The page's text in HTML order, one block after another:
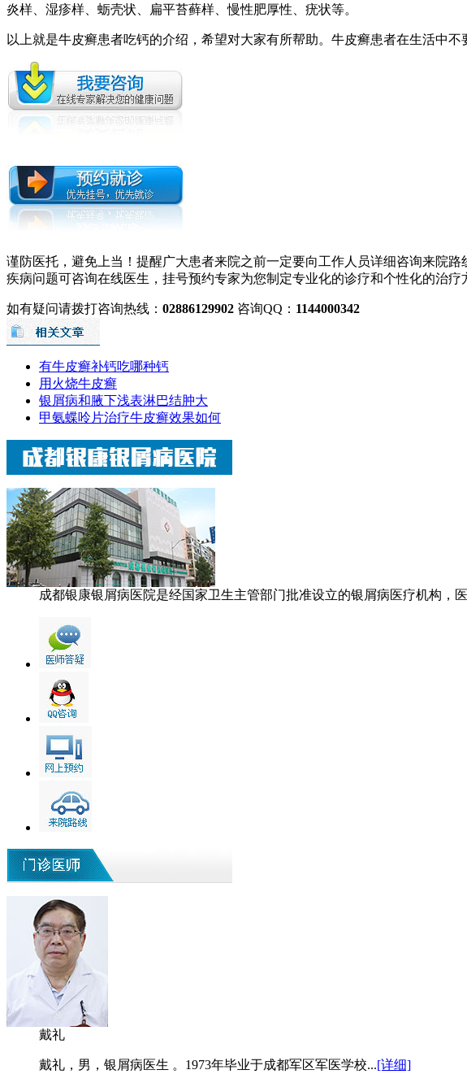
炎样、湿疹样、蛎壳状、扁平苔藓样、慢性肥厚性、疣状等。
以上就是牛皮癣患者吃钙的介绍，希望对大家有所帮助。牛皮癣患者在生活中
谨防医托，避免上当！提醒广大患者来院之前一定要向工作人员详细咨询来院
疾病问题可咨询在线医生，挂号预约专家为您制定专业化的诊疗和个性化的治疗
如有疑问请拨打咨询热线： 02886129902 咨询QQ： 1144000342
有牛皮癣补钙吃哪种钙
用火烧牛皮癣
银屑病和腋下浅表淋巴结肿大
甲氨蝶呤片治疗牛皮癣效果如何
成都银康银屑病医院是经国家卫生主管部门批准设立的银屑病医疗机构，
戴礼
戴礼，男，银屑病医生 。1973年毕业于成都军区军医学校...[详细]